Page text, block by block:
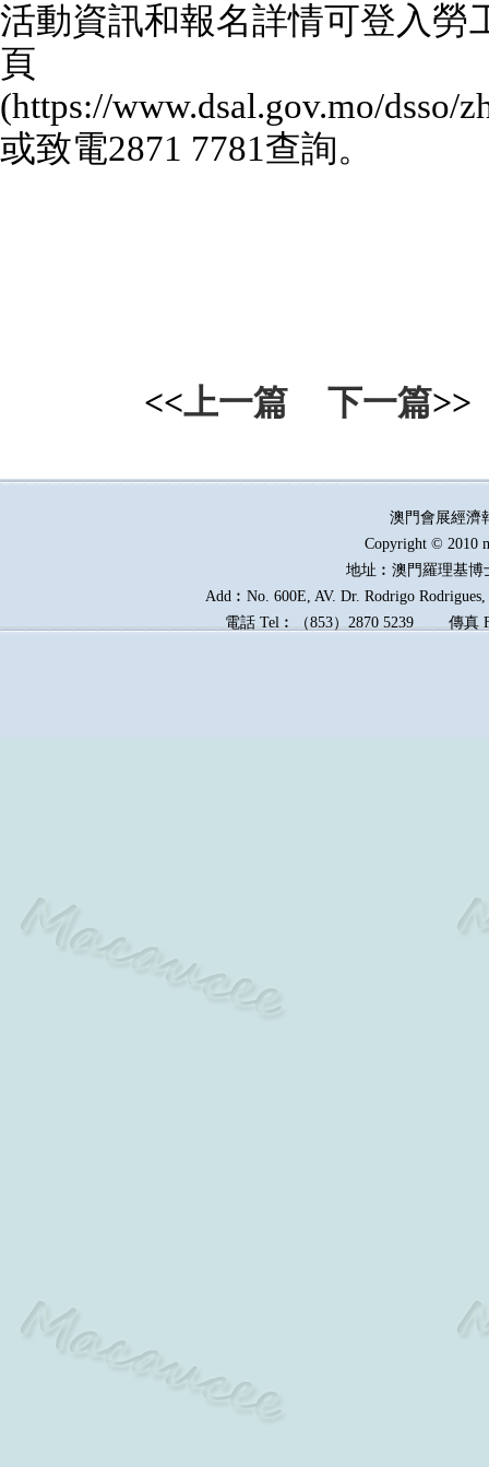
活動資訊和報名詳情可登入勞
頁
(https://www.dsal.gov.mo/dsso/
或致電2871 7781查詢。
<<上一篇 下一篇>>
澳門會展經
Copyright © 2010
地址︰澳門羅理基博
Add︰No. 600E, AV. Dr. Rodrigo
電話 Tel︰（853）2870 5239傳真